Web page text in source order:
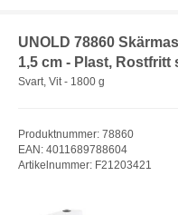
UNOLD 78860
1,5 cm - Plast, Rostfritt
Svart, Vit - 1800 g
Produktnummer: 78860
EAN: 4011689788604
Artikelnummer: F21203421